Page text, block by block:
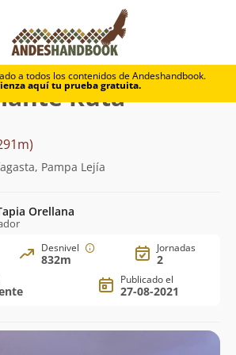
a todos los contenidos de Andeshandbook.
aquí tu prueba gratuita.
Cerro Corona Variante Ruta Normal
Ruta
Pampa Lejía
Orellana
Desnivel
832m
Jornadas
2
Publicado el
27-08-2021